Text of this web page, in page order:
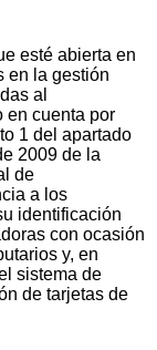
esté abierta en
en la gestión
al
en cuenta por
1 del apartado
2009 de la
de
a los
identificación
con ocasión
y, en
sistema de
de tarjetas de